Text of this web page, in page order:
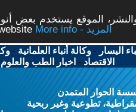
الموقع يستخدم بعض
More info - المزيد
اليسار -وكالة أنباء العلمانية -
الاقتصاد - اخبار الطب والعلوم
الحوار المتمدن
تطوعية وغير ربحية